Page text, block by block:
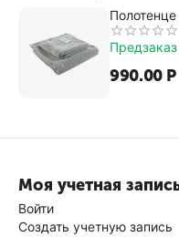
Предзаказ
990.00 Р
Моя учетная
Войти
Создать учетную запись